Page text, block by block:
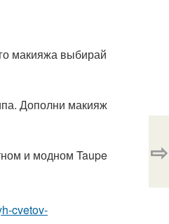
макияжа выбирай
Дополни макияж
и модном Taupe
cvetov-
⇨